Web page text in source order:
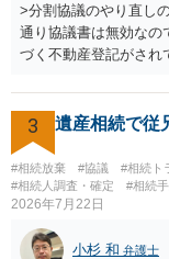
>分割協議のやり直し
通り協議書は無効な
づく不動産登記がされ
方の訴訟の主張及び立
医師の意見書、筆跡
はありますが、 ・伯
様の意に反する遺産分
であること からする
性はそれほど高くない
言えると思います。
3 遺産相続で従
#相続放棄 #協議 #相続ト
#相続人調査・確定
#相続
2026年7月22日
小杉 和 弁護士